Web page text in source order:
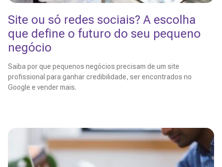
Site ou só redes sociais? A escolha
que define o futuro do seu pequeno
negócio
Saiba por que pequenos negócios precisam de um site
profissional para ganhar credibilidade, ser encontrados no
Google e vender mais.